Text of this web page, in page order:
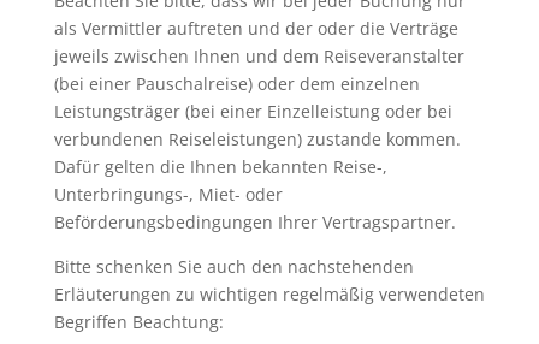
als Vermittler auftreten und der oder die Verträge
jeweils zwischen Ihnen und dem Reiseveranstalter
(bei einer Pauschalreise) oder dem einzelnen
Leistungsträger (bei einer Einzelleistung oder bei
verbundenen Reiseleistungen) zustande kommen.
Dafür gelten die Ihnen bekannten Reise-,
Unterbringungs-, Miet- oder
Beförderungsbedingungen Ihrer Vertragspartner.
Bitte schenken Sie auch den nachstehenden
Erläuterungen zu wichtigen regelmäßig verwendeten
Begriffen Beachtung: